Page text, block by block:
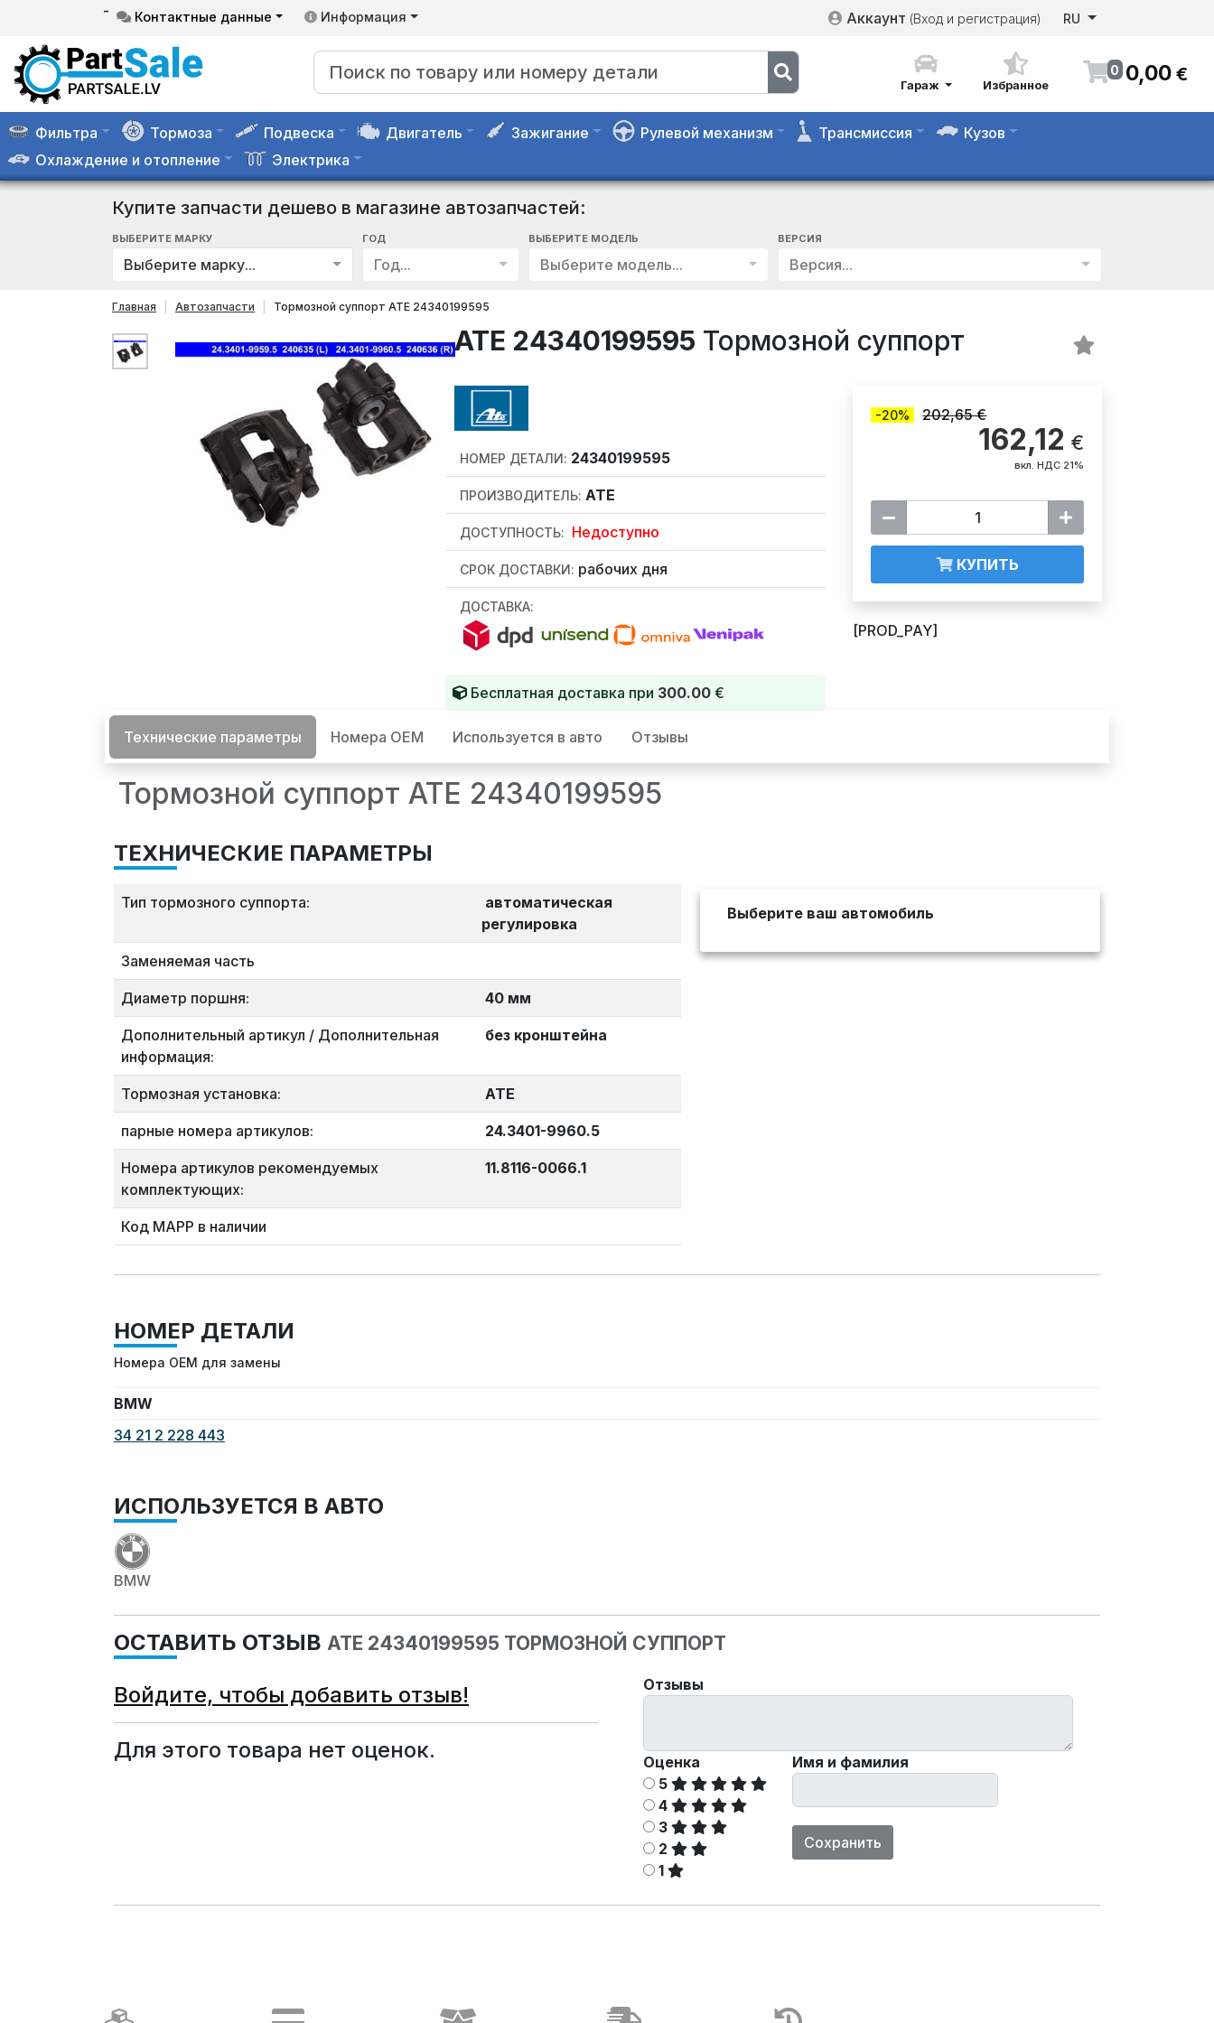
- Контактные данные Информация Аккаунт (Вход и регистрация) RU
Гараж Избранное
0 0,00 €
Фильтра Тормоза Подвеска Двигатель Зажигание Рулевой механизм Трансмиссия
Кузов
Охлаждение и отопление
Электрика
Купите запчасти дешево в магазине автозапчастей:
ВЫБЕРИТЕ МАРКУ
Выберите марку...
ГОД
Год...
ВЫБЕРИТЕ МОДЕЛЬ
Выберите модель...
ВЕРСИЯ
Версия...
Главная Автозапчасти Тормозной суппорт ATE 24340199595
ATE 24340199595 Тормозной суппорт
НОМЕР ДЕТАЛИ: 24340199595
ПРОИЗВОДИТЕЛЬ: ATE
ДОСТУПНОСТЬ: Недоступно
СРОК ДОСТАВКИ: рабочих дня
ДОСТАВКА:
Бесплатная доставка при 300.00€
-20% 202,65 €
162,12 €
вкл. НДС 21%
КУПИТЬ
[PROD_PAY]
Технические параметры Номера OEM Используется в авто Отзывы
Тормозной суппорт ATE 24340199595
ТЕХНИЧЕСКИЕ ПАРАМЕТРЫ
Тип тормозного суппорта:
автоматическая
регулировка
Заменяемая часть
Диаметр поршня: 40 мм
Дополнительный артикул / Дополнительная
информация:
без кронштейна
Тормозная установка: ATE
парные номера артикулов: 24.3401-9960.5
Номера артикулов рекомендуемых
комплектующих:
11.8116-0066.1
Код MAPP в наличии
Выберите ваш автомобиль
НОМЕР ДЕТАЛИ
Номера OEM для замены
BMW
34 21 2 228 443
ИСПОЛЬЗУЕТСЯ В АВТО
BMW
ОСТАВИТЬ ОТЗЫВ ATE 24340199595 ТОРМОЗНОЙ СУППОРТ
Войдите, чтобы добавить отзыв!
Для этого товара нет оценок.
Отзывы
Оценка
5
4
3
2
1
Имя и фамилия
Сохранить